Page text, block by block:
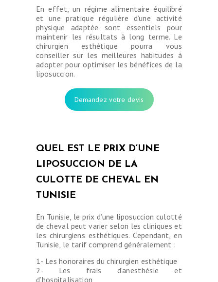
CHIRURGIE
ESTHÉTIQUE
OPÉRATIONS
INTERVENTIONS
TARIFS
A PROPOS
SÉJOUR
En effet, un régime alimentaire équilibré
et une pratique régulière d’une activité
physique adaptée sont essentiels pour
maintenir les résultats à long terme. Le
chirurgien esthétique pourra vous
conseiller sur les meilleures habitudes à
adopter pour optimiser les bénéfices de la
liposuccion.
Demandez votre devis
QUEL EST LE PRIX D’UNE
LIPOSUCCION DE LA
CULOTTE DE CHEVAL EN
TUNISIE
En Tunisie, le prix d’une liposuccion culotté
de cheval peut varier selon les cliniques et
les chirurgiens esthétiques. Cependant, en
Tunisie, le tarif comprend généralement :
1- Les honoraires du chirurgien esthétique
2- Les frais d’anesthésie et
d’hospitalisation